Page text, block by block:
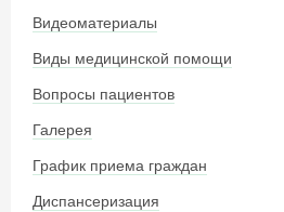
Видеоматериалы
Виды медицинской помощи
Вопросы пациентов
Галерея
График приема граждан
Диспансеризация